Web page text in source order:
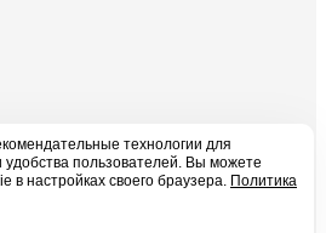
49А
технологии для
удобства пользователей. Вы можете
в настройках своего браузера. Политика